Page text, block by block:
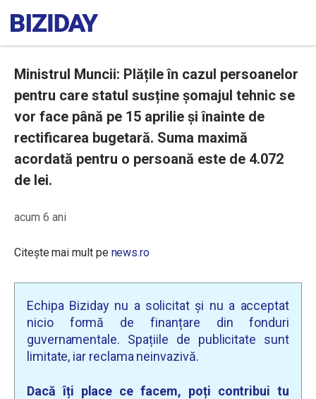
Ministrul Muncii: Plățile în cazul persoanelor
pentru care statul susține șomajul tehnic se
vor face până pe 15 aprilie și înainte de
rectificarea bugetară. Suma maximă
acordată pentru o persoană este de 4.072
de lei.
acum 6 ani
Citește mai mult pe news.ro
Echipa Biziday nu a solicitat și nu a acceptat
nicio formă de finanțare din fonduri
guvernamentale. Spațiile de publicitate sunt
limitate, iar reclama neinvazivă.
Dacă îți place ce facem, poți contribui tu